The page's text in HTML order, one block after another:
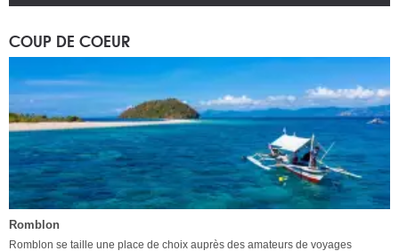
COUP DE COEUR
Romblon
Romblon se taille une place de choix auprès des amateurs de voyages